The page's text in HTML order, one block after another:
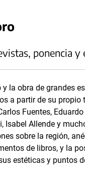
ponencia y
y la obra de grandes
a partir de su propio
Fuentes,
Isabel Allende y
sobre la región,
de libros, y la
estéticas y puntos